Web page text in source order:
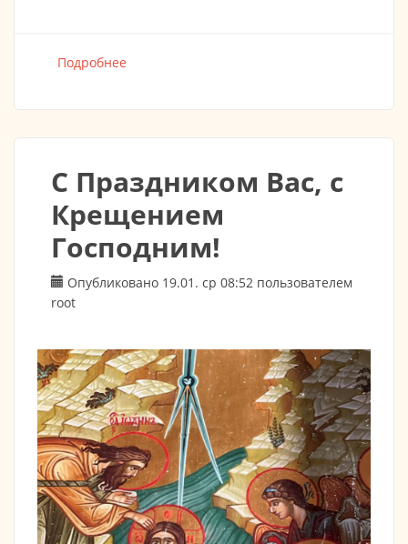
Подробнее
С Праздником Вас, с
Крещением
Господним!
Опубликовано 19.01. ср 08:52 пользователем
root